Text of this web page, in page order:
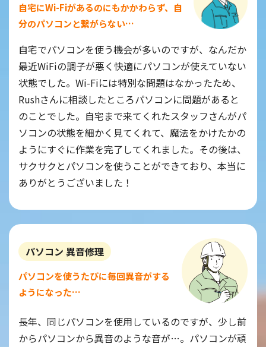
自宅にWi-Fiがあるのにもかかわらず、自
分のパソコンと繋がらない…
自宅でパソコンを使う機会が多いのですが、なんだか
最近WiFiの調子が悪く快適にパソコンが使えていない
状態でした。Wi-Fiには特別な問題はなかったため、
Rushさんに相談したところパソコンに問題があると
のことでした。自宅まで来てくれたスタッフさんがパ
ソコンの状態を細かく見てくれて、魔法をかけたかの
ようにすぐに作業を完了してくれました。その後は、
サクサクとパソコンを使うことができており、本当に
ありがとうございました！
パソコン 異音修理
パソコンを使うたびに毎回異音がする
ようになった…
長年、同じパソコンを使用しているのですが、少し前
からパソコンから異音のような音が…。パソコンが頑